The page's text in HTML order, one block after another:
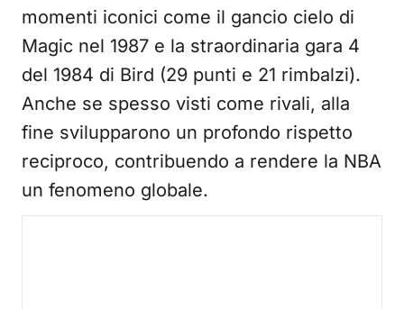
momenti iconici come il gancio cielo di
Magic nel 1987 e la straordinaria gara 4
del 1984 di Bird (29 punti e 21 rimbalzi).
Anche se spesso visti come rivali, alla
fine svilupparono un profondo rispetto
reciproco, contribuendo a rendere la NBA
un fenomeno globale.